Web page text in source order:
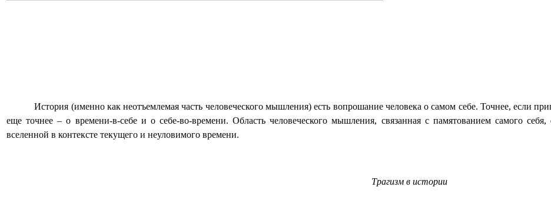
История (именно как неотъемлемая часть человеческого мышления) есть вопрошание человека о самом себе. Точнее, если
еще точнее – о времени-в-себе и о себе-во-времени. Область человеческого мышления, связанная с памятованием самого
вселенной в контексте текущего и неуловимого времени.
Трагизм в истории